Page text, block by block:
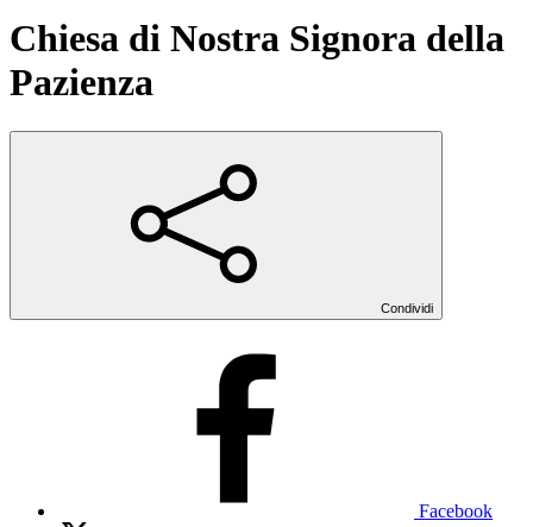
Chiesa di Nostra Signora della
Pazienza
Condividi
Facebook